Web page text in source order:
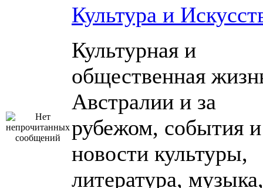
Культура и
Культурная и
общественная
Австралии и за
рубежом, события и
новости культуры,
литература, музыка,